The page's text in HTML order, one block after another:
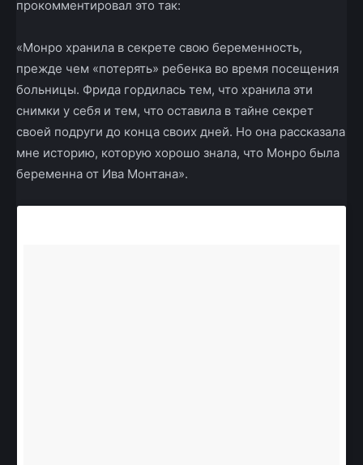
прокомментировал это так:
«Монро хранила в секрете свою беременность,
прежде чем «потерять» ребенка во время посещения
больницы. Фрида гордилась тем, что хранила эти
снимки у себя и тем, что оставила в тайне секрет
своей подруги до конца своих дней. Но она рассказала
мне историю, которую хорошо знала, что Монро была
беременна от Ива Монтана».